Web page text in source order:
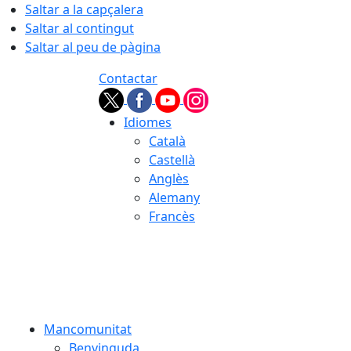
Saltar a la capçalera
Saltar al contingut
Saltar al peu de pàgina
Contactar
Idiomes
Català
Castellà
Anglès
Alemany
Francès
Mancomunitat